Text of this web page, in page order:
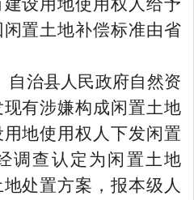
置土地补偿标准由省
自治县人民政府自然资
有涉嫌构成闲置土地
地使用权人下发闲置
调查认定为闲置土地
处置方案，报本级人